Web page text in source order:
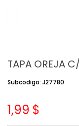
TAPA OREJA
Subcodigo: J27780
1,99 $